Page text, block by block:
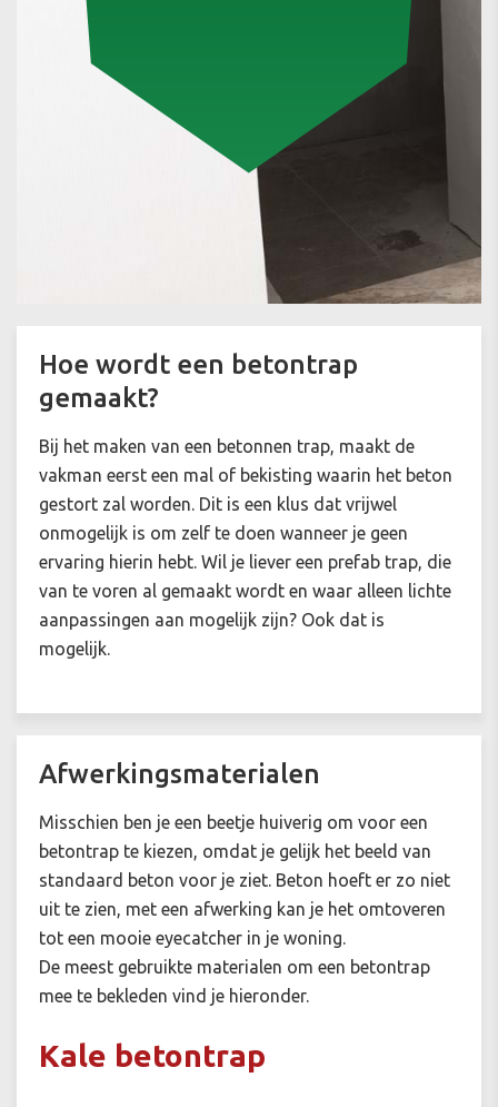
Hoe wordt een betontrap
gemaakt?
Bij het maken van een betonnen trap, maakt de
vakman eerst een mal of bekisting waarin het beton
gestort zal worden. Dit is een klus dat vrijwel
onmogelijk is om zelf te doen wanneer je geen
ervaring hierin hebt. Wil je liever een prefab trap, die
van te voren al gemaakt wordt en waar alleen lichte
aanpassingen aan mogelijk zijn? Ook dat is
mogelijk.
Afwerkingsmaterialen
Misschien ben je een beetje huiverig om voor een
betontrap te kiezen, omdat je gelijk het beeld van
standaard beton voor je ziet. Beton hoeft er zo niet
uit te zien, met een afwerking kan je het omtoveren
tot een mooie eyecatcher in je woning.
De meest gebruikte materialen om een betontrap
mee te bekleden vind je hieronder.
Kale betontrap